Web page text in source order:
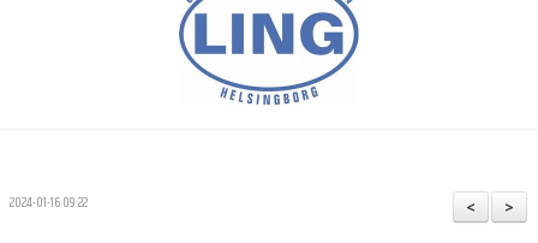
>
<
2024-01-16 09:22